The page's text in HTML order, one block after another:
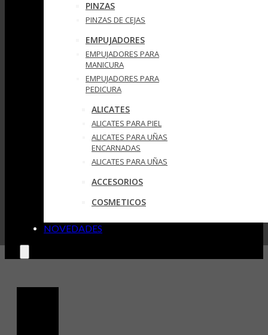
PINZAS
PINZAS DE CEJAS
EMPUJADORES
EMPUJADORES PARA
MANICURA
EMPUJADORES PARA
PEDICURA
ALICATES
ALICATES PARA PIEL
ALICATES PARA UÑAS
ENCARNADAS
ALICATES PARA UÑAS
ACCESORIOS
COSMETICOS
NOVEDADES